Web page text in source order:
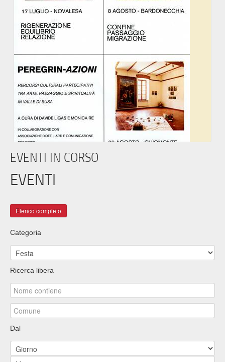
EVENTI IN CORSO
EVENTI
Categoria
Ricerca libera
Dal